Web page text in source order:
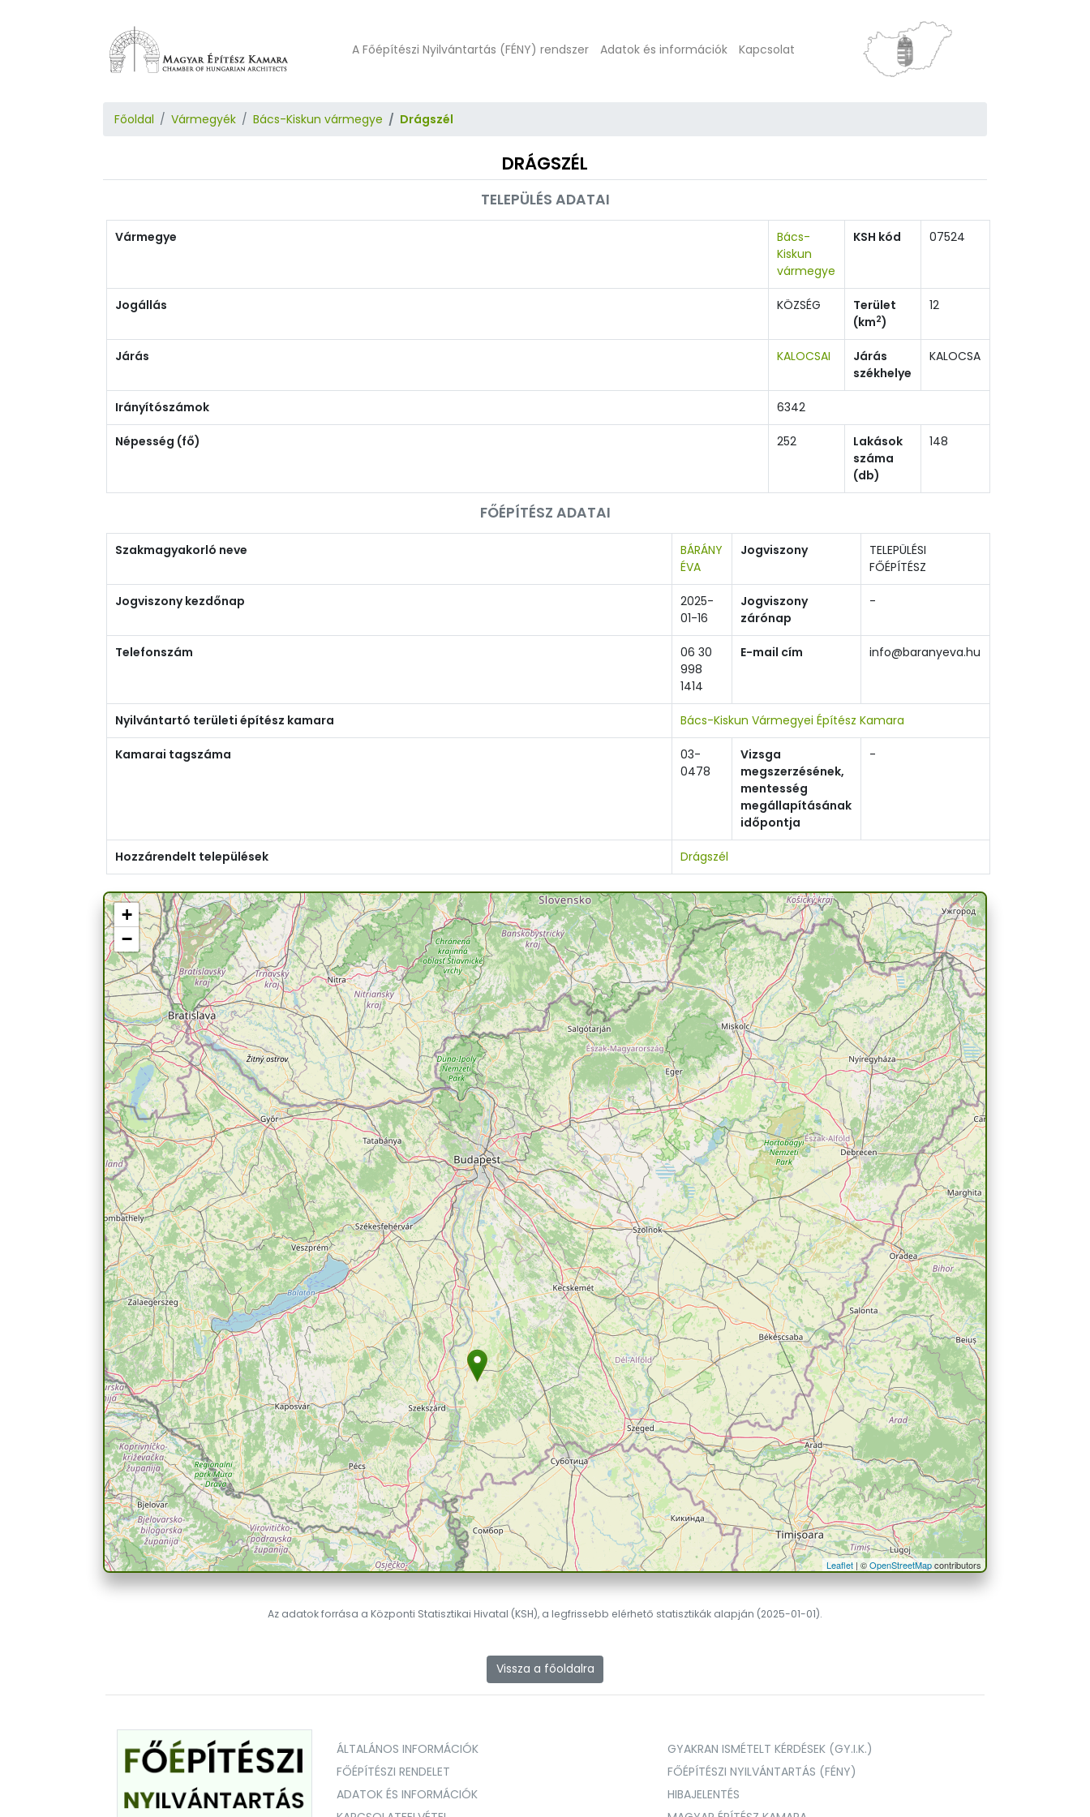
A Főépítészi Nyilvántartás (FÉNY) rendszer Adatok és információk Kapcsolat
Főoldal Vármegyék Bács-Kiskun vármegye Drágszél
DRÁGSZÉL
TELEPÜLÉS ADATAI
Vármegye
Bács-
Kiskun
vármegye
KSH kód 07524
Jogállás KÖZSÉG
Terület
(km2)
12
Járás KALOCSAI
Járás
székhelye
KALOCSA
Irányítószámok 6342
Népesség (fő) 252
Lakások
száma
(db)
148
FŐÉPÍTÉSZ ADATAI
Szakmagyakorló neve
BÁRÁNY
ÉVA
Jogviszony
TELEPÜLÉSI
FŐÉPÍTÉSZ
Jogviszony kezdőnap
2025-
01-16
Jogviszony
zárónap
-
Telefonszám
06 30
998
1414
E-mail cím info@baranyeva.hu
Nyilvántartó területi építész kamara Bács-Kiskun Vármegyei Építész Kamara
Kamarai tagszáma
03-
0478
Vizsga
megszerzésének,
mentesség
megállapításának
időpontja
-
Hozzárendelt települések Drágszél
+
−
Leaflet | ©OpenStreetMapcontributors
Az adatok forrása a Központi Statisztikai Hivatal (KSH), a legfrissebb elérhető statisztikák alapján (2025-01-01).
Vissza a főoldalra
ÁLTALÁNOS INFORMÁCIÓK
GYAKRAN ISMÉTELT KÉRDÉSEK (GY.I.K.)
FŐÉPÍTÉSZI RENDELET
FŐÉPÍTÉSZI NYILVÁNTARTÁS (FÉNY)
ADATOK ÉS INFORMÁCIÓK
HIBAJELENTÉS